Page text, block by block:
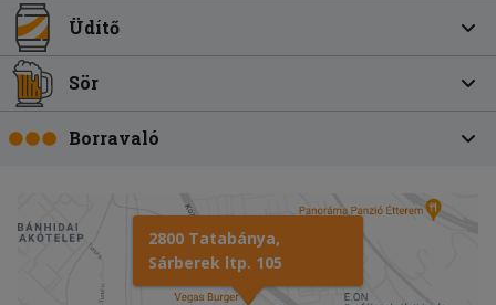
Üdítő
Sör
Borravaló
2800 Tatabánya,
Sárberek ltp. 105